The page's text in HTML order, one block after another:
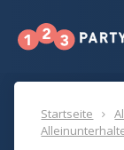
Startseite